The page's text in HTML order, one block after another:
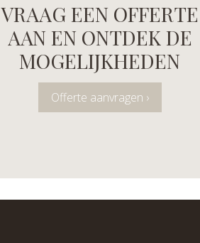
VRAAG EEN OFFERTE
AAN EN ONTDEK DE
MOGELIJKHEDEN
Offerte aanvragen ›